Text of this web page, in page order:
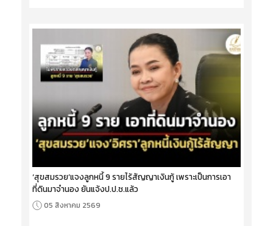
‘สุขสมรวย’แจงลูกหนี้ 9 รายไร้สัญญาเงินกู้ เพราะเป็นการเอา
ที่ดินมาจำนอง ยันแจ้งป.ป.ช.แล้ว
05 สิงหาคม 2569